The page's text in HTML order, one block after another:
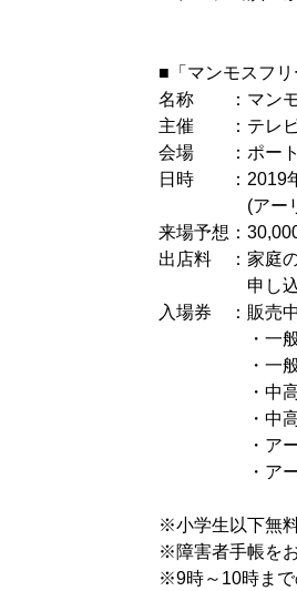
■「マンモスフ
名称 ：マンモ
主催 ：テレビ
会場 ：ポート
日時 ：2019年
(アーリー
来場予想：
出店料 ：家庭
申し込み方法
入場券 ：販売中
・一
・一
・中
・中
・アーリ
・アーリ
※小学生以下無
※障害者手帳を
※9時～10時まで